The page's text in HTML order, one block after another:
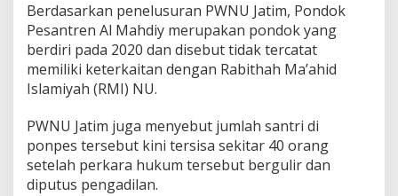
Berdasarkan penelusuran PWNU Jatim, Pondok
Pesantren Al Mahdiy merupakan pondok yang
berdiri pada 2020 dan disebut tidak tercatat
memiliki keterkaitan dengan Rabithah Ma’ahid
Islamiyah (RMI) NU.
PWNU Jatim juga menyebut jumlah santri di
ponpes tersebut kini tersisa sekitar 40 orang
setelah perkara hukum tersebut bergulir dan
diputus pengadilan.